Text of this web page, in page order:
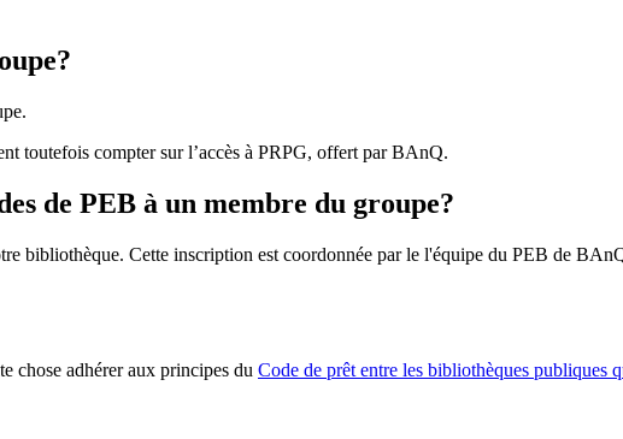
toutefois compter sur l’accès à PRPG, offert par BAnQ.
de PEB à un membre du groupe?
bibliothèque. Cette inscription est coordonnée par le l'équipe du PEB de
chose adhérer aux principes du Code de prêt entre les bibliothèques publiques